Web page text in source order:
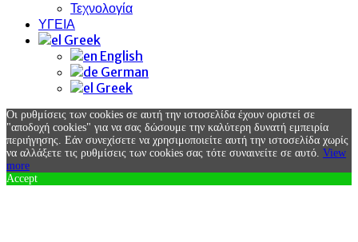
Τεχνολογία
ΥΓΕΙΑ
Greek
English
German
Greek
Οι ρυθμίσεις των cookies σε αυτή την ιστοσελίδα έχουν οριστεί σε
"αποδοχή cookies" για να σας δώσουμε την καλύτερη δυνατή εμπειρία
περιήγησης. Εάν συνεχίσετε να χρησιμοποιείτε αυτή την ιστοσελίδα χωρίς
να αλλάξετε τις ρυθμίσεις των cookies σας τότε συναινείτε σε αυτό. View
more
Accept